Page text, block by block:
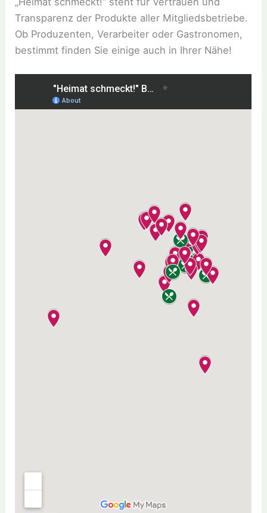
Transparenz der Produkte aller Mitgliedsbetriebe.
Ob Produzenten, Verarbeiter oder Gastronomen,
bestimmt finden Sie einige auch in Ihrer Nähe!